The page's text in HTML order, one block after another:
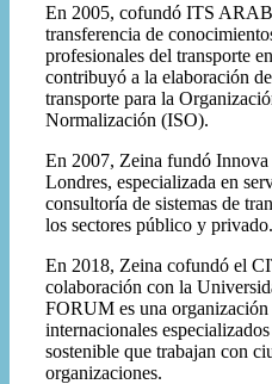
En 2005, cofundó ITS
transferencia de
profesionales del transporte
contribuyó a la elaboración
transporte para la
Normalización (ISO).
En 2007, Zeina fundó
Londres, especializada en
consultoría de sistemas de
los sectores público y privado.
En 2018, Zeina cofundó el
colaboración con la
FORUM es una
internacionales
sostenible que trabajan con
organizaciones.